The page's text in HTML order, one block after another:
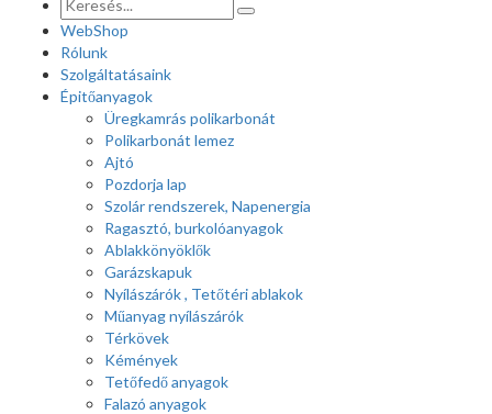
WebShop
Rólunk
Szolgáltatásaink
Épitőanyagok
Üregkamrás polikarbonát
Polikarbonát lemez
Ajtó
Pozdorja lap
Szolár rendszerek, Napenergia
Ragasztó, burkolóanyagok
Ablakkönyöklők
Garázskapuk
Nyílászárók , Tetőtéri ablakok
Műanyag nyílászárók
Térkövek
Kémények
Tetőfedő anyagok
Falazó anyagok